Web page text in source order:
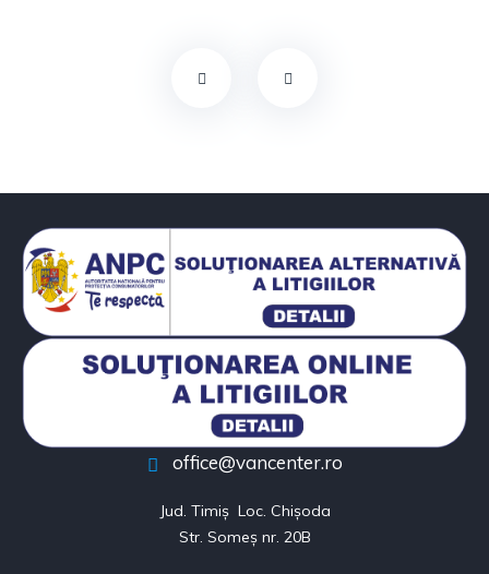
office@vancenter.ro
Jud. Timiș  Loc. Chișoda
Str. Someș nr. 20B